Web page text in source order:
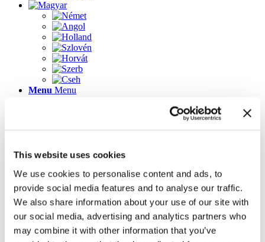
This website uses cookies
We use cookies to personalise content and ads, to
provide social media features and to analyse our traffic.
We also share information about your use of our site with
our social media, advertising and analytics partners who
may combine it with other information that you’ve
Menu Menu
Lapok
2023-as újdonságok
Az üdvözlőképernyő újdonságai
Galéria
Impressum
Inspirálódjon könnyedén! 3D tervező ügyféltanácsadó
szoftver
Kapcsolat